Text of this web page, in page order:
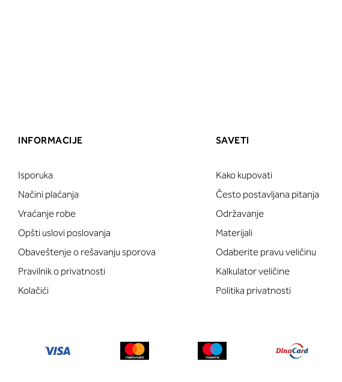
INFORMACIJE
Isporuka
Načini plaćanja
Vraćanje robe
Opšti uslovi poslovanja
Obaveštenje o rešavanju sporova
Pravilnik o privatnosti
Kolačići
SAVETI
Kako kupovati
Često postavljana pitanja
Održavanje
Materijali
Odaberite pravu veličinu
Kalkulator veličine
Politika privatnosti